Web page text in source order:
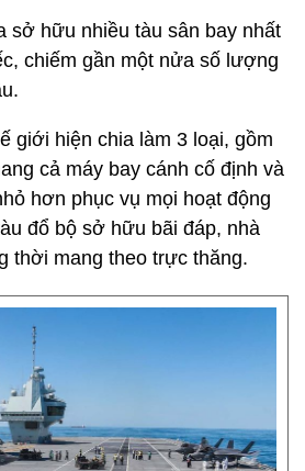
sở hữu nhiều tàu sân bay nhất
chiếm gần một nửa số lượng
giới hiện chia làm 3 loại, gồm
cả máy bay cánh cố định và
hơn phục vụ mọi hoạt động
đổ bộ sở hữu bãi đáp, nhà
thời mang theo trực thăng.